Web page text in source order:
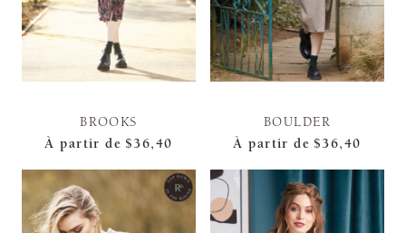
BROOKS
À partir de $36,40
BOULDER
À partir de $36,40